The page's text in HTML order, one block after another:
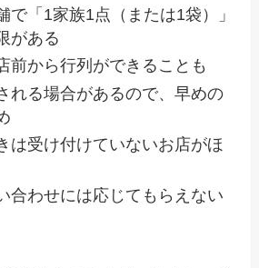
で「1家族1点（または1袋）」
がある
前から行列ができることも
れる場合があるので、早めの
は受け付けていないお店がほ
合わせには応じてもらえない